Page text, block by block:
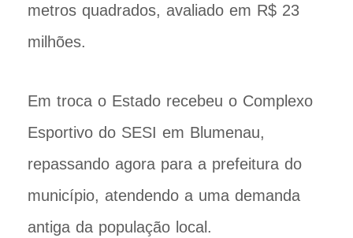
metros quadrados, avaliado em R$ 23
milhões.
Em troca o Estado recebeu o Complexo
Esportivo do SESI em Blumenau,
repassando agora para a prefeitura do
município, atendendo a uma demanda
antiga da população local.